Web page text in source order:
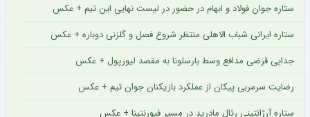
ستاره جوان فولاد و ابهام در حضور در لیست نهایی این تیم + عکس
ستاره ایرانی شباب الاهلی منتظر شروع فصل و گلزنی دوباره + عکس
جدایی قرضی مدافع وسط بارسلونا به مقصد لیورپول + عکس
رضایت سرمربی پیکان از عملکرد بازیکنان جوان تیم + عکس
ستاره آرژانتینی رئال مادرید در مسیر فیورنتینا + عکس